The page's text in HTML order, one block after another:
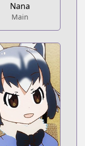
Nana
Main